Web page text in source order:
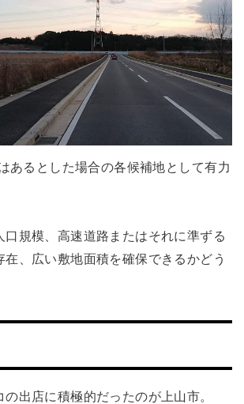
あるとした場合の各候補地として有力
口規模、高速道路またはそれに準ずる
在、広い敷地面積を確保できるかどう
出店に積極的だったのが上山市。